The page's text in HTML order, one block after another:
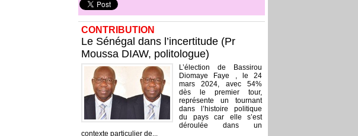
CONTRIBUTION
Le Sénégal dans l’incertitude (Pr
Moussa DIAW, politologue)
L’élection de Bassirou
Diomaye Faye , le 24
mars 2024, avec 54%
dès le premier tour,
représente un tournant
dans l’histoire politique
du pays car elle s’est
déroulée dans un
contexte particulier de...